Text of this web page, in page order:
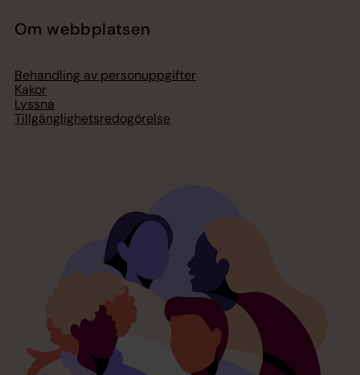
Om webbplatsen
Behandling av personuppgifter
Kakor
Lyssna
Tillgänglighetsredogörelse